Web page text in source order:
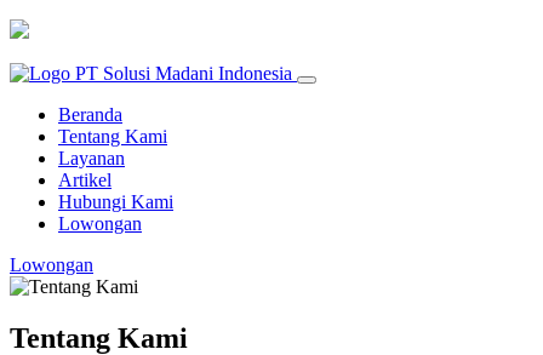
Beranda
Tentang Kami
Layanan
Artikel
Hubungi Kami
Lowongan
Lowongan
Tentang Kami